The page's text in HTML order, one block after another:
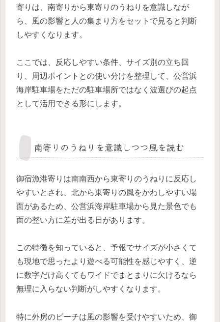
寄りは、南寄りから東寄りのうねりを意識しなが
ら、風の影響と人の集まり方をセットで見ると判断
しやすくなります。
ここでは、反応しやすい条件、サイズ別の立ち回
り、周辺ポイントとの使い分けを整理して、公営浜
海岸駐車場をただの駐車場所ではなく波選びの起点
として活用できる形にします。
南寄りのうねりを意識しつつ風を読む
御宿漁港寄りは南南西から東寄りのうねりに反応し
やすいとされ、北から東寄りの風をかわしやすい場
面があるため、公営浜海岸駐車場から見た景色でも
面の整い方に差が出る日があります。
この特徴を知っていると、予報でサイズが小さくて
も現地で思ったより遊べる可能性を感じやすく、逆
に数字だけ高くてもワイドでまとまりに欠けるなら
無理に入らない判断がしやすくなります。
特に外房のビーチは風の影響を受けやすいため、御